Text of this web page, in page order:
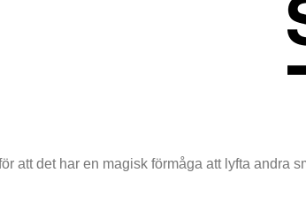
att det har en magisk förmåga att lyfta andra